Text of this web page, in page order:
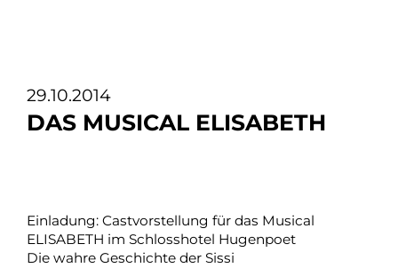
29.10.2014
DAS MUSICAL ELISABETH
Einladung: Castvorstellung für das Musical
ELISABETH im Schlosshotel Hugenpoet
Die wahre Geschichte der Sissi